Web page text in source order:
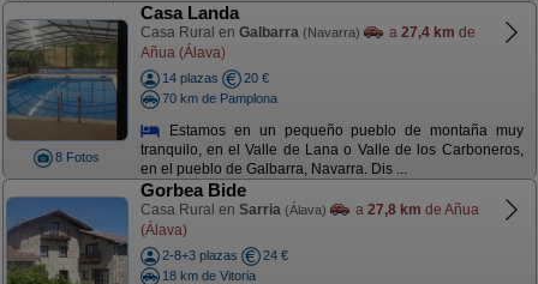
8 Fotos
Casa Landa
Casa Rural en Galbarra (Navarra) a 27,4 km de
Añua (Álava)
14 plazas
20 €
70 km de Pamplona
Estamos en un pequeño pueblo de montaña muy
tranquilo, en el Valle de Lana o Valle de los Carboneros,
en el pueblo de Galbarra, Navarra. Dis ...
Gorbea Bide
Casa Rural en Sarria (Álava) a 27,8 km de Añua
(Álava)
2-8+3 plazas
24 €
18 km de Vitoria